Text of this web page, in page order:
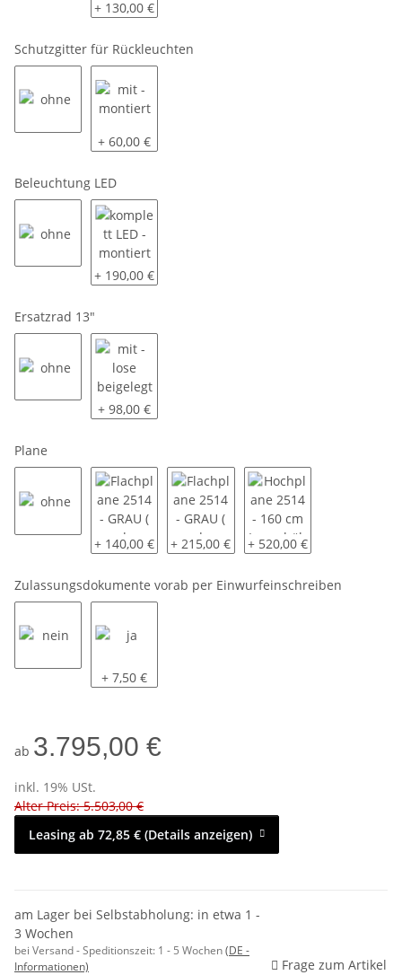
mit - montiert
+ 130,00 €
Schutzgitter für Rückleuchten
mit - montiert
+ 60,00 €
Beleuchtung LED
komplett LED - montiert
+ 190,00 €
Ersatzrad 13"
mit - lose beigelegt
+ 98,00 €
Plane
Flachplane 2514 - GRAU ( andere Farben auf
+ 140,00 € Flachplane 2514 - GRAU ( andere
+ 215,00 € Hochplane 2514 - 160
+ 520,00 €
Zulassungsdokumente vorab per Einwurfeinschreiben
ja
+ 7,50 €
ab 3.795,00 €
inkl. 19% USt.
Alter Preis: 5.503,00 €
Leasing ab 72,85 € (Details anzeigen)
am Lager bei Selbstabholung: in etwa 1 -
3 Wochen
bei Versand - Speditionszeit: 1 - 5 Wochen(DE -
Informationen)
Frage zum Artikel